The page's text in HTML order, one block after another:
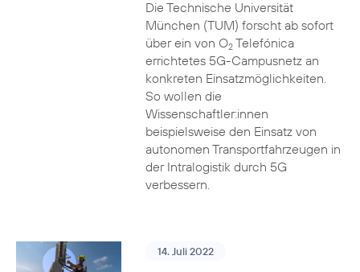
Die Technische Universität
München (TUM) forscht ab sofort
über ein von O2Telefónica
errichtetes 5G-Campusnetz an
konkreten Einsatzmöglichkeiten.
So wollen die
Wissenschaftler:innen
beispielsweise den Einsatz von
autonomen Transportfahrzeugen in
der Intralogistik durch 5G
verbessern.
14. Juli 2022